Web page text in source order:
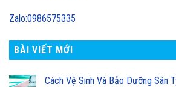
Zalo:0986575335
BÀI VIẾT MỚI
Cách Vệ Sinh Và Bảo Dưỡng Sân